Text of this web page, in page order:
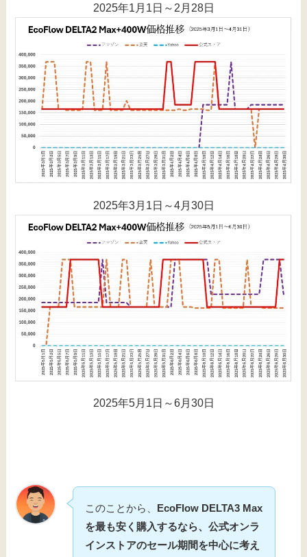
2025年1月1日～2月28日
2025年3月1日～4月30日
2025年5月1日～6月30日
このことから、 EcoFlow DELTA3 Max
を最も安く購入するなら、公式オンラ
インストアのセール期間を中心に考え